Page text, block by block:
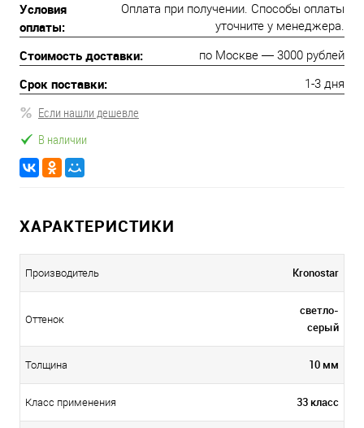
Условия
оплаты:
Оплата при получении. Способы оплаты
уточните у менеджера.
Стоимость доставки: по Москве — 3000 рублей
Срок поставки: 1-3 дня
Если нашли дешевле
В наличии
ХАРАКТЕРИСТИКИ
Производитель Kronostar
Оттенок
светло-
серый
Толщина 10 мм
Класс применения 33 класс